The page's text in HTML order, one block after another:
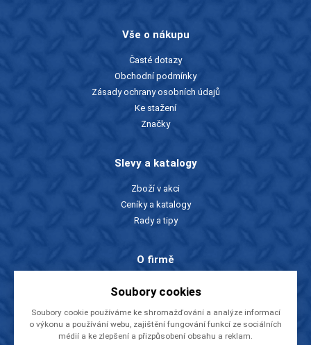
Vše o nákupu
Časté dotazy
Obchodní podmínky
Zásady ochrany osobních údajů
Ke stažení
Značky
Slevy a katalogy
Zboží v akci
Ceníky a katalogy
Rady a tipy
O firmě
Kontakty
Videa
EU dotace
Soubory cookies
Soubory cookie používáme ke shromažďování a analýze informací
o výkonu a používání webu, zajištění fungování funkcí ze sociálních
médií a ke zlepšení a přizpůsobení obsahu a reklam.